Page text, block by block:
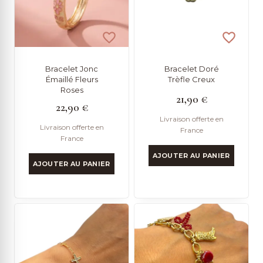
Bracelet Jonc
Émaillé Fleurs
Roses
22,90 €
Livraison offerte en
France
AJOUTER AU PANIER
Bracelet Doré
Trèfle Creux
21,90 €
Livraison offerte en
France
AJOUTER AU PANIER